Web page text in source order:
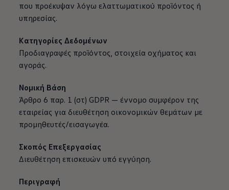
που προέκυψαν λόγω ελαττωματικού προϊόντος ή
υπηρεσίας.
Κατηγορίες Δεδομένων
Προδιαγραφές προϊόντος, στοιχεία οχήματος και
αγοράς.
Νομική Βάση
Άρθρο 6 παρ. 1 (στ) GDPR — έννομο συμφέρον της
εταιρείας για διευθέτηση οικονομικών θεμάτων με
προμηθευτές/εισαγωγέα.
Σκοπός Επεξεργασίας
Διευθέτηση επισκευών υπό εγγύηση.
Περιγραφή